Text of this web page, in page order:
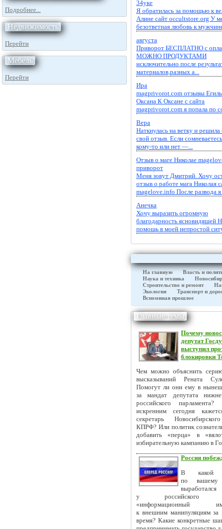
Подробнее...
Недвижимость
Перейти
Мебель
Перейти
34уке
Я обратилась за помощью к
Алине сайт occultstore.org У
безответная любовь к
августа
Приворот БЕСПЛАТНО с
МОЖНО ПРОДУКТАМИ
исключительно после
материалов,разных а...
Ира
magprivorot.com отзывы
Оксана К Оксане с сайта
magprivorot.com я попала по
Вера
Наткнулась на ветку и решила
свой отзыв. Если
кому-то или нет —...
Отзыв о маге Николае
приворот
Меня зовут Дмитрий. Хочу
отзыв о работе мага Николая
magelove.info После развода
Анечка
Хочу выразить огромную
благодарность ясновидящей
помощь в моей непростой
На главную
Власть и
Наука и техника
Строительство и ремонт
Экология
Транспорт и
Вспоминая прошлое
Главные темы
Почему
депутат
выступил
блокировки
Чем можно объяснить
высказываний Рената
Помогут ли они ему в
за мандат депутата
российского парламента?
искренним сегодня
секретарь
КПРФ? Или политик
добавить «перца» в
избирательную кампанию в
Россия
В какой
по вашему
выработался
у российского
«информационный
к внешним манипуляциям за
время? Какие конкретные